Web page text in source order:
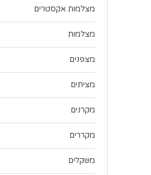
מצלמות אקסטרים
מצלמות
מצפנים
מציתים
מקרנים
מקררים
משקלים